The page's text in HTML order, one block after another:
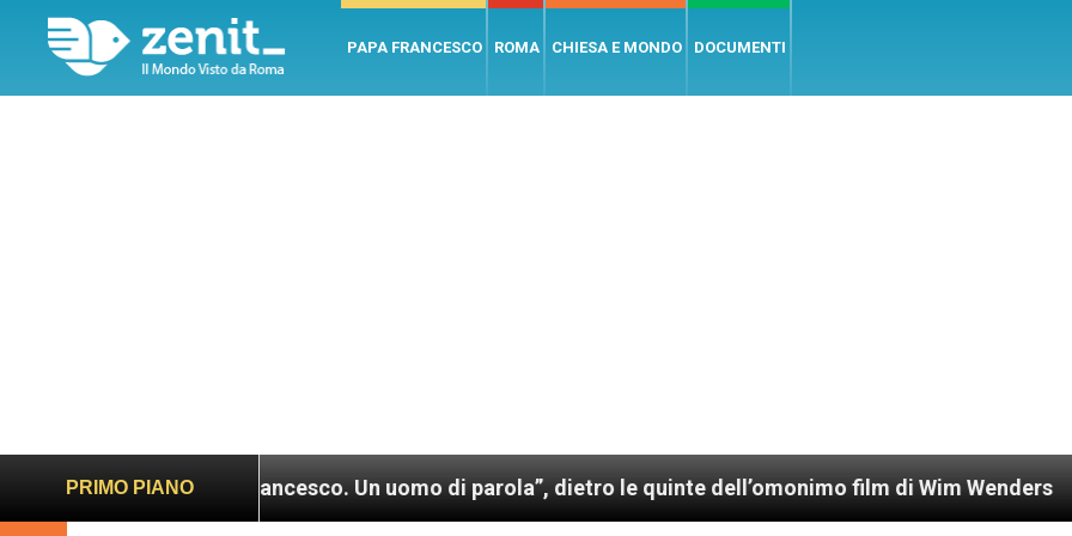
PAPA FRANCESCO ROMA CHIESA E MONDO DOCUMENTI
PRIMO PIANO
“Papa Francesco. Un uomo di parola”, dietro le quinte dell’omonimo film di Wim Wenders